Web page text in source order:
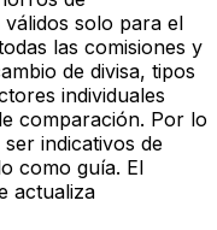
solo para el
las comisiones y
de divisa, tipos
individuales
comparación. Por lo
indicativos de
como guía. El
actualiza